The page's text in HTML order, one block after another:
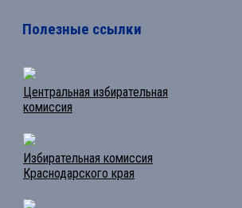
Полезные ссылки
Центральная избирательная
комиссия
Избирательная комиссия
Краснодарского края